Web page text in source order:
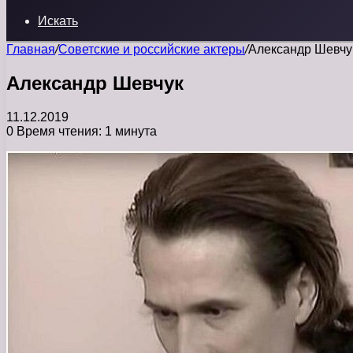
Искать
Главная/Советские и российские актеры/Александр
Александр Шевчук
11.12.2019
0 Время чтения: 1 минута